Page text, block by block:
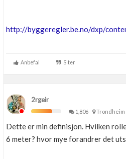
http://byggeregler.be.no/dxp/
Anbefal Siter
2rgeir
1,806
Trondheim
Dette er min definisjon. Hvilken
6 meter? hvor mye forandrer det